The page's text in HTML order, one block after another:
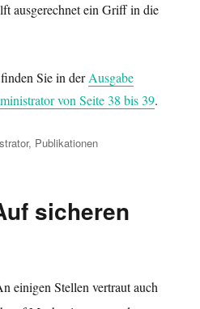
ausgerechnet ein Griff in die
Sie in derAusgabe
von Seite 38 bis 39.
, Publikationen
sicheren
einigen Stellen vertraut auch